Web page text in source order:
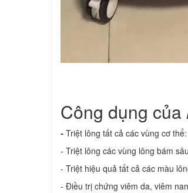
Công dụng của
- Triệt lông tất cả các vùng cơ
- Triệt lông các vùng lông bám
- Triệt hiệu quả tất cả các màu
- Điều trị chứng viêm da, viêm